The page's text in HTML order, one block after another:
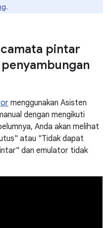
.
pintar
menggunakan Asisten
dengan mengikuti
Anda akan melihat
atau "Tidak dapat
dan emulator tidak